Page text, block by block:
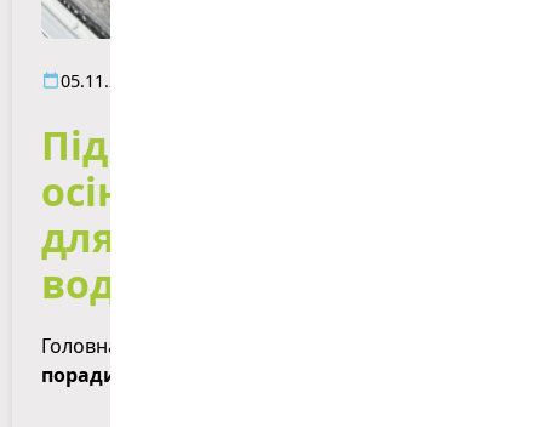
05.11.2025
Підготовка авто до
осінніх умов: поради
для безпечного
водіння”
Головна
поради для безпечного водіння”